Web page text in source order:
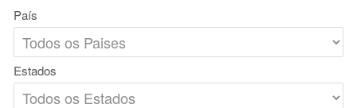
País
Estados